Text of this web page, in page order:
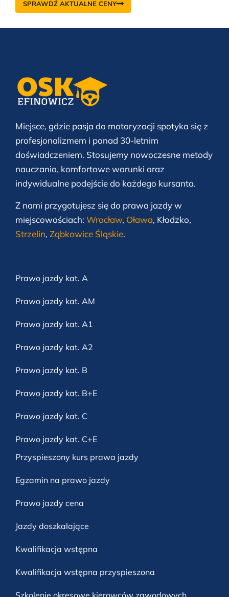
SPRAWDŹ AKTUALNE CENY
Miejsce, gdzie pasja do motoryzacji spotyka się z
profesjonalizmem i ponad 30-letnim
doświadczeniem. Stosujemy nowoczesne metody
nauczania, komfortowe warunki oraz
indywidualne podejście do każdego kursanta.
Z nami przygotujesz się do prawa jazdy w
miejscowościach: Wrocław, Oława, Kłodzko,
Strzelin, Ząbkowice Śląskie.
Prawo jazdy kat. A
Prawo jazdy kat. AM
Prawo jazdy kat. A1
Prawo jazdy kat. A2
Prawo jazdy kat. B
Prawo jazdy kat. B+E
Prawo jazdy kat. C
Prawo jazdy kat. C+E
Przyspieszony kurs prawa jazdy
Egzamin na prawo jazdy
Prawo jazdy cena
Jazdy doszkalające
Kwalifikacja wstępna
Kwalifikacja wstępna przyspieszona
Szkolenie okresowe kierowców zawodowych